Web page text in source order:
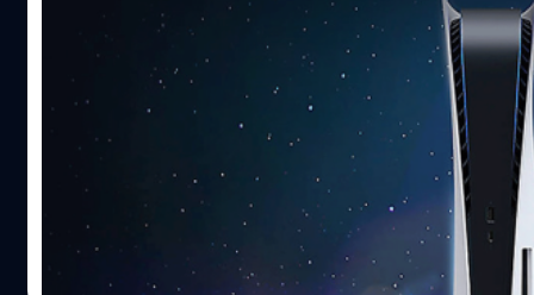
คอนโซล และด้วยความต้องการของตลาดมีมากขึ้น เครื่องเกม
ก็ไม่พอต่อความต้องการ ผมต้องบอกว่ามันน่าเสียดายที่เราจะ
ต้องอยู่กับสถานการณ์แบบนี้ไปอีกหลายเดือน ยาวถึงสิ้นปีรวม
ไปถึงปีหน้าด้วย" "สิ่งที่น่าผิดหวังมากที่สุด คือ ความผิดหวัง
ของแฟน ๆ " สเปนเซอร์ บอกเสริม "หลายคนต้องการเครื่อง
เกมคอนโซลในยุคใหม่ พวกเขาต้องการเครื่องเกมที่ดี ๆ ไม่ว่า
จะทางเราหรือเครื่องคู่แข่ง พวกเขาต้องการอะไรใหม่ ๆ พวก
เราทำงานกันอย่างหนักที่จะผลิตเครื่องให้เพียงพอต่อความ
ต้องการ แต่สถานการณ์แบบนี้จะอยู่กับเราไปสักระยะนึง"
ปัญหาหลักในตอนนี้ คือ การขาดแคลนชิปในการผลิต ทั้ง
ลือ! PS5 Pro กำลังอยู่ในช่วงพัฒนา คาดว่าจะ
วางจำหน่ายปี 2024
Youtuber ชื่อว่า Moore’s Law is Dead (MLiD) ได้รายงาน
ข้อมูลรั่วว่าใน Livestream งาน PlayStation Showcase 2021
นี้ นอกจากจะมีรายชื่อเกมที่จะปรากฎในงานอย่าง God of
War ภาคใหม่ หรือโหมดออนไลน์ 'Factions' ของ The Last of
Us 2 ก็คาดว่าจะมีการประกาศเปิดตัว PS5 Pro ว่ากำลังอยู่ใน
ช่วงพัฒนาครับ
กรณ์รัฐภาส ธนวัตไชยศรี | 1795 days ago
Read More